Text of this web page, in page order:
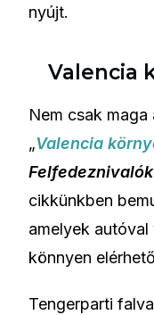
nyújt.
Valencia
Nem csak
„Valencia
cikkünkben
amelyek
könnyen
Tengerparti